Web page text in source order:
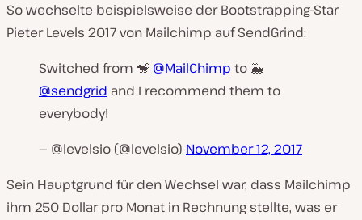
So wechselte beispielsweise der Bootstrapping-Star
Pieter Levels 2017 von Mailchimp auf SendGrind:
Switched from 🐒 @MailChimp to 🐳
@sendgrid and I recommend them to
everybody!
— @levelsio (@levelsio) November 12, 2017
Sein Hauptgrund für den Wechsel war, dass Mailchimp
ihm 250 Dollar pro Monat in Rechnung stellte, was er